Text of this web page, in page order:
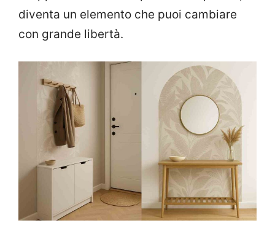
diventa un elemento che puoi cambiare
con grande libertà.